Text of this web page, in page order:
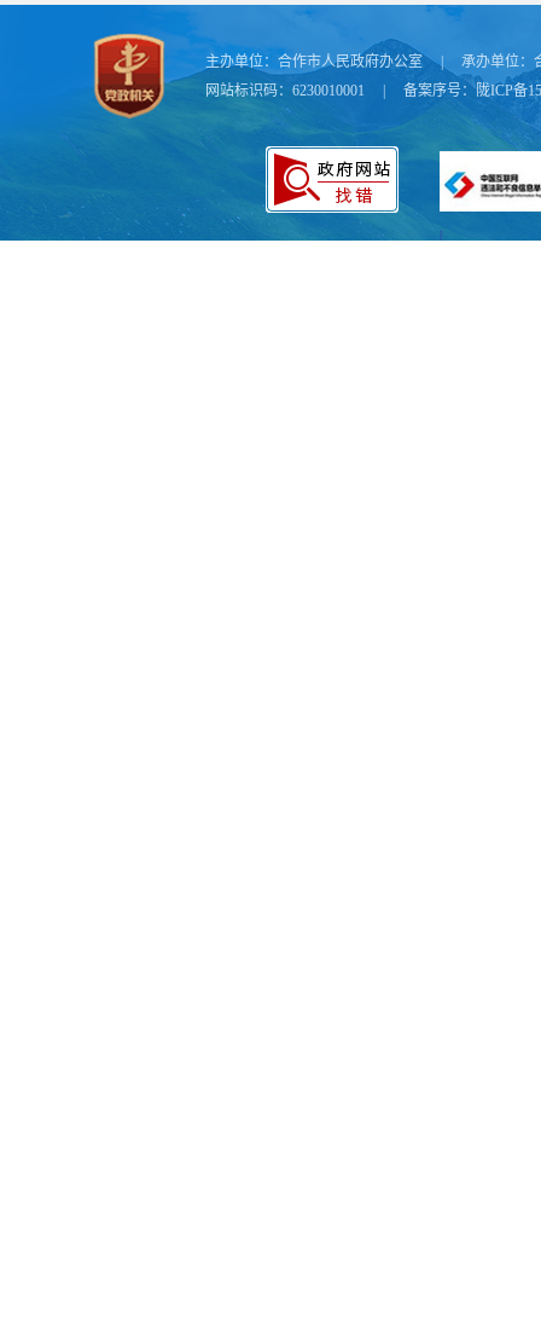
主办单位： 合作市人民政府办公室 承办单位：
网站标识码：6230010001
备案序号：陇ICP备